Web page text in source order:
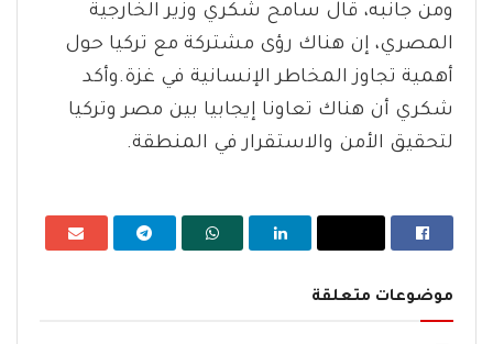
ومن جانبه، قال سامح شكري وزير الخارجية
المصري، إن هناك رؤى مشتركة مع تركيا حول
أهمية تجاوز المخاطر الإنسانية في غزة.وأكد
شكري أن هناك تعاونا إيجابيا بين مصر وتركيا
لتحقيق الأمن والاستقرار في المنطقة.
موضوعات متعلقة